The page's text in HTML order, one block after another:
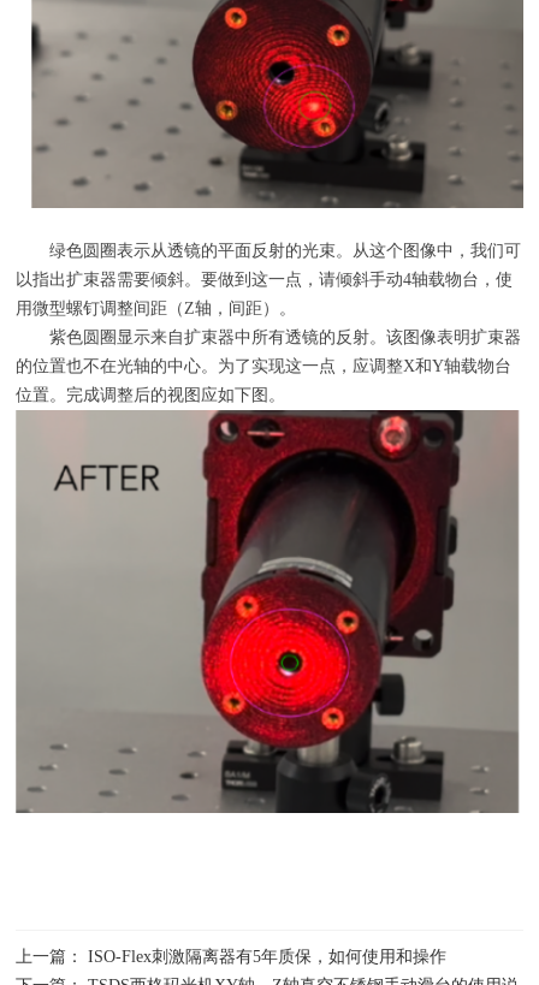
绿色圆圈表示从透镜的平面反射的光束。从这个图像中，我们可
以指出扩束器需要倾斜。要做到这一点，请倾斜手动4轴载物台，使
用微型螺钉调整间距（ Z轴，间距）。
紫色圆圈显示来自扩束器中所有透镜的反射。该图像表明扩束器
的位置也不在光轴的中心。为了实现这一点，应调整X和Y轴载物台
位置。完成调整后的视图应如下图。
上一篇： ISO-Flex刺激隔离器有5年质保，如何使用和操作